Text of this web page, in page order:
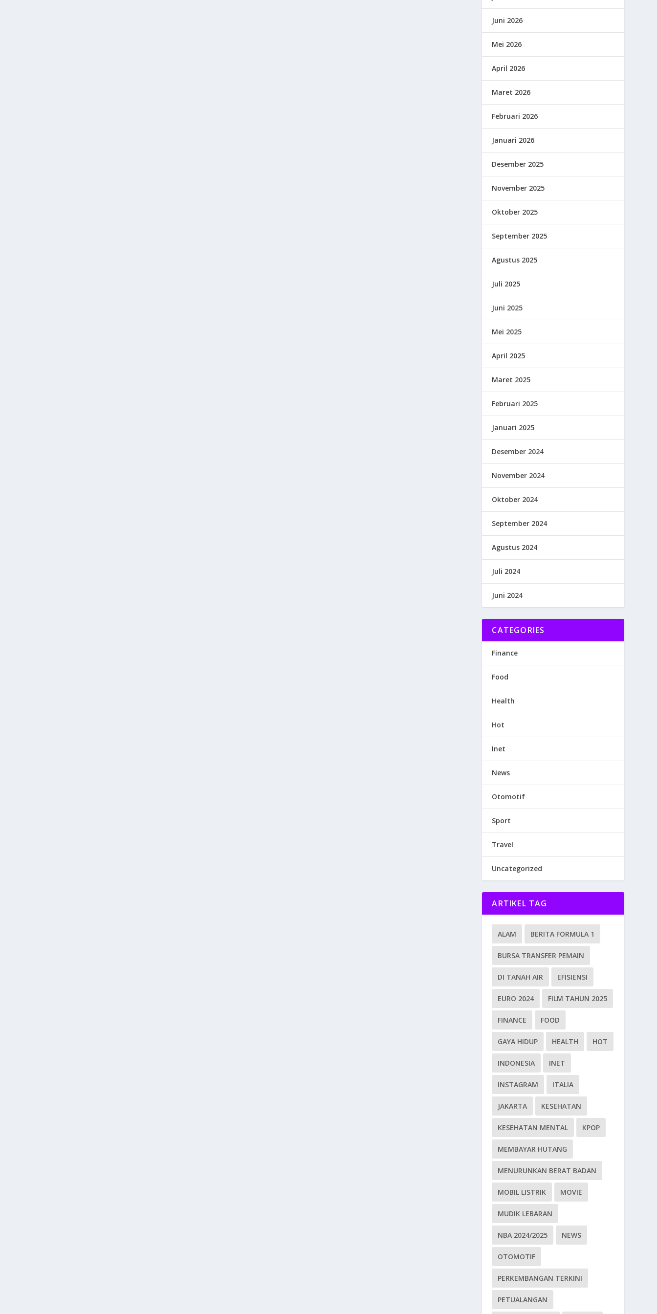
Juni 2026
Mei 2026
April 2026
Maret 2026
Februari 2026
Januari 2026
Desember 2025
November 2025
Oktober 2025
September 2025
Agustus 2025
Juli 2025
Juni 2025
Mei 2025
April 2025
Maret 2025
Februari 2025
Januari 2025
Desember 2024
November 2024
Oktober 2024
September 2024
Agustus 2024
Juli 2024
Juni 2024
CATEGORIES
Finance
Food
Health
Hot
Inet
News
Otomotif
Sport
Travel
Uncategorized
ARTIKEL TAG
ALAM BERITA FORMULA 1
BURSA TRANSFER PEMAIN
DI TANAH AIR EFISIENSI
EURO 2024 FILM TAHUN 2025
FINANCE FOOD
GAYA HIDUP HEALTH HOT
INDONESIA INET
INSTAGRAM ITALIA
JAKARTA KESEHATAN
KESEHATAN MENTAL KPOP
MEMBAYAR HUTANG
MENURUNKAN BERAT BADAN
MOBIL LISTRIK MOVIE
MUDIK LEBARAN
NBA 2024/2025 NEWS
OTOMOTIF
PERKEMBANGAN TERKINI
PETUALANGAN